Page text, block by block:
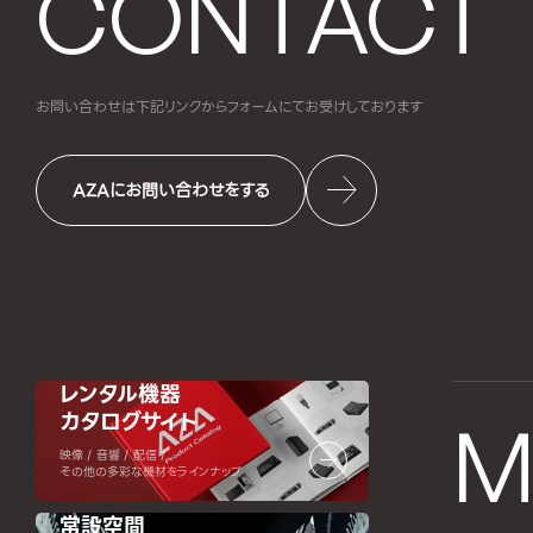
お問い合わせは下記リンクからフォームにてお受けしております
AZAにお問い合わせをする
レンタル機器
カタログサイト
映像 / 音響 / 配信 /
その他の多彩な機材をラインナップ